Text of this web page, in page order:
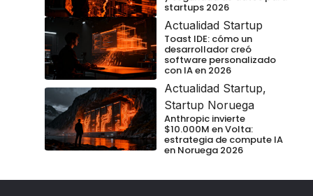
startups 2026
Actualidad Startup
Toast IDE: cómo un
desarrollador creó
software personalizado
con IA en 2026
Actualidad Startup,
Startup Noruega
Anthropic invierte
$10.000M en Volta:
estrategia de compute IA
en Noruega 2026